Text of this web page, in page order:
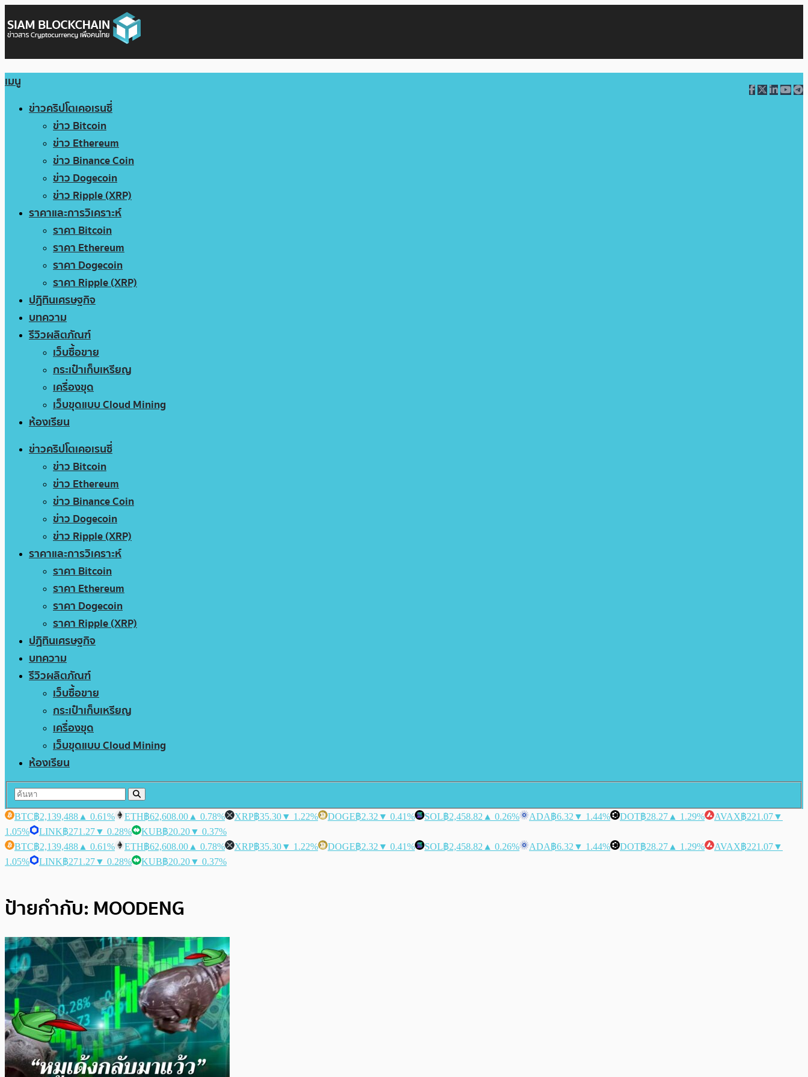
เมนู
ข่าวคริปโตเคอเรนซี่
ข่าว Bitcoin
ข่าว Ethereum
ข่าว Binance Coin
ข่าว Dogecoin
ข่าว Ripple (XRP)
ราคาและการวิเคราะห์
ราคา Bitcoin
ราคา Ethereum
ราคา Dogecoin
ราคา Ripple (XRP)
ปฏิทินเศรษฐกิจ
บทความ
รีวิวผลิตภัณฑ์
เว็บซื้อขาย
กระเป๋าเก็บเหรียญ
เครื่องขุด
เว็บขุดแบบ Cloud Mining
ห้องเรียน
ข่าวคริปโตเคอเรนซี่
ข่าว Bitcoin
ข่าว Ethereum
ข่าว Binance Coin
ข่าว Dogecoin
ข่าว Ripple (XRP)
ราคาและการวิเคราะห์
ราคา Bitcoin
ราคา Ethereum
ราคา Dogecoin
ราคา Ripple (XRP)
ปฏิทินเศรษฐกิจ
บทความ
รีวิวผลิตภัณฑ์
เว็บซื้อขาย
กระเป๋าเก็บเหรียญ
เครื่องขุด
เว็บขุดแบบ Cloud Mining
ห้องเรียน
BTC฿2,139,488 ▲ 0.61% ETH฿62,608.00 ▲ 0.78% XRP฿35.30▼ 1.22% DOGE฿2.32 ▼ 0.41% SOL฿2,458.82 ▲ 0.26% ADA฿6.32 ▼ 1.44% DOT฿28.27 ▲ 1.29% AVAX฿221.07▼
1.05%
LINK฿271.27▼ 0.28% KUB฿20.20▼ 0.37%
BTC฿2,139,488 ▲ 0.61% ETH฿62,608.00 ▲ 0.78% XRP฿35.30▼ 1.22% DOGE฿2.32 ▼ 0.41% SOL฿2,458.82 ▲ 0.26% ADA฿6.32 ▼ 1.44% DOT฿28.27 ▲ 1.29% AVAX฿221.07▼
1.05%
LINK฿271.27▼ 0.28% KUB฿20.20▼ 0.37%
ป้ายกำกับ: MOODENG